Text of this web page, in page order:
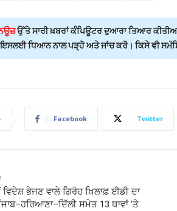
ਉੱਤੇ ਸਾਰੀ ਖ਼ਬਰਾਂ ਕੰਪਿਊਟਰ ਦੁਆਰਾ ਤਿਆਰ
ਧਿਆਨ ਨਾਲ ਪੜ੍ਹੋ ਅਤੇ ਜਾਂਚ ਕਰੋ। ਕਿਸੇ ਵੀ
Facebook Twitter
ਵਿਦੇਸ਼ ਭੇਜਣ ਵਾਲੇ ਗਿਰੋਹ ਖ਼ਿਲਾਫ਼ ਈਡੀ ਦਾ
ਸਮੇਤ 13 ਥਾਵਾਂ ’ਤੇ